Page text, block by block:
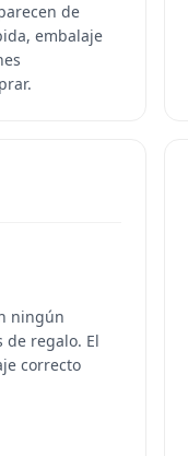
de
embalaje
ningún
de regalo. El
correcto